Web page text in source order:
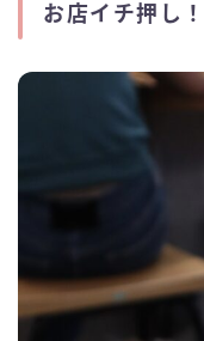
お店イチ押し